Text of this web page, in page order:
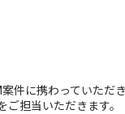
案件に携わっていただ
ご担当いただきます。